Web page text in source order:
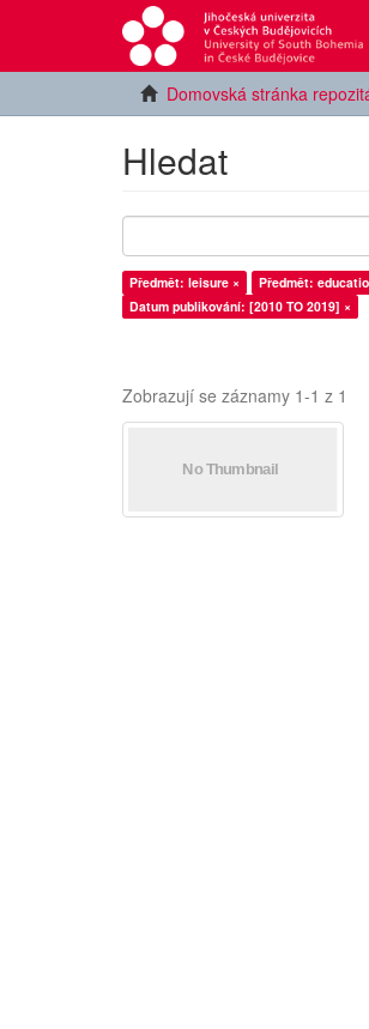
Domovská stránka
Hledat
Předmět: leisure × Předmět:
Datum publikování: [2010 TO 2019] ×
Zobrazují se záznamy 1-1 z 1